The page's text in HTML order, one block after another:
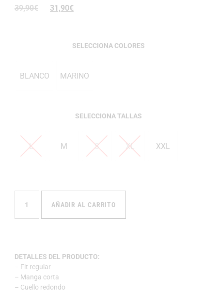
39,90€ 31,90€
COLORES
BLANCO MARINO
TALLAS
L M S XL XXL
AÑADIR AL CARRITO
DETALLES DEL PRODUCTO:
– Fit regular
– Manga corta
– Cuello redondo